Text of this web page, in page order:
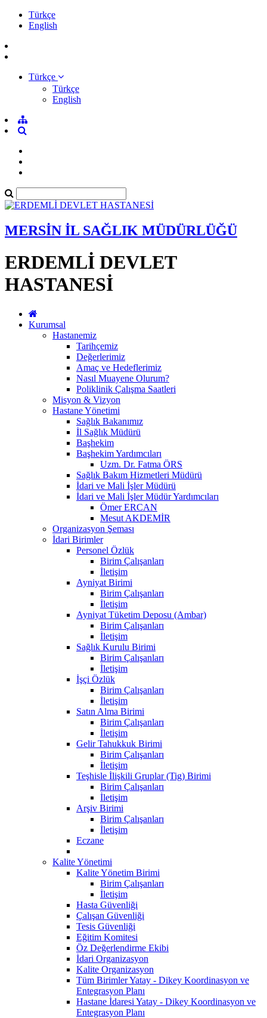
Türkçe
English
Türkçe
Türkçe
English
MERSİN İL SAĞLIK MÜDÜRLÜĞÜ
ERDEMLİ DEVLET
HASTANESİ
Kurumsal
Hastanemiz
Tarihçemiz
Değerlerimiz
Amaç ve Hedeflerimiz
Nasıl Muayene Olurum?
Poliklinik Çalışma Saatleri
Misyon & Vizyon
Hastane Yönetimi
Sağlık Bakanımız
İl Sağlık Müdürü
Başhekim
Başhekim Yardımcıları
Uzm. Dr. Fatma ÖRS
Sağlık Bakım Hizmetleri Müdürü
İdari ve Mali İşler Müdürü
İdari ve Mali İşler Müdür Yardımcıları
Ömer ERCAN
Mesut AKDEMİR
Organizasyon Şeması
İdari Birimler
Personel Özlük
Birim Çalışanları
İletişim
Ayniyat Birimi
Birim Çalışanları
İletişim
Ayniyat Tüketim Deposu (Ambar)
Birim Çalışanları
İletişim
Sağlık Kurulu Birimi
Birim Çalışanları
İletişim
İşçi Özlük
Birim Çalışanları
İletişim
Satın Alma Birimi
Birim Çalışanları
İletişim
Gelir Tahukkuk Birimi
Birim Çalışanları
İletişim
Teşhisle İlişkili Gruplar (Tig) Birimi
Birim Çalışanları
İletişim
Arşiv Birimi
Birim Çalışanları
İletişim
Eczane
Kalite Yönetimi
Kalite Yönetim Birimi
Birim Çalışanları
İletişim
Hasta Güvenliği
Çalışan Güvenliği
Tesis Güvenliği
Eğitim Komitesi
Öz Değerlendirme Ekibi
İdari Organizasyon
Kalite Organizasyon
Tüm Birimler Yatay - Dikey Koordinasyon ve
Entegrasyon Planı
Hastane İdaresi Yatay - Dikey Koordinasyon ve
Entegrasyon Planı